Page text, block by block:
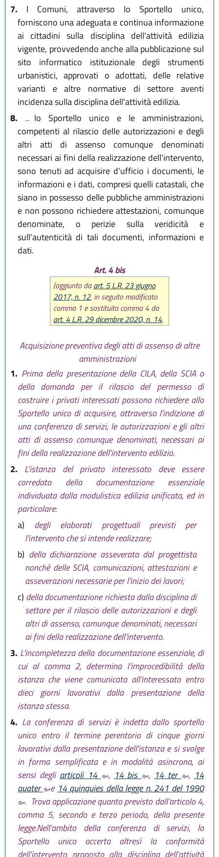
7. I Comuni, attraverso lo Sportello unico,
forniscono una adeguata e continua informazione
ai cittadini sulla disciplina dell'attività edilizia
vigente, provvedendo anche alla pubblicazione sul
sito informatico istituzionale degli strumenti
urbanistici, approvati o adottati, delle relative
varianti e altre normative di settore aventi
incidenza sulla disciplina dell'attività edilizia.
8.
... lo Sportello unico e le amministrazioni,
competenti al rilascio delle autorizzazioni e degli
altri atti di assenso comunque denominati
necessari ai fini della realizzazione dell'intervento,
sono tenuti ad acquisire d'ufficio i documenti, le
informazioni e i dati, compresi quelli catastali, che
siano in possesso delle pubbliche amministrazioni
e non possono richiedere attestazioni, comunque
denominate, o perizie sulla veridicità e
sull'autenticità di tali documenti, informazioni e
dati.
Art. 4 bis
(aggiunto daart. 5 L.R. 23 giugno
2017, n. 12, in seguito modificato
comma 1 e sostituito comma 4 da
art. 4 L.R. 29 dicembre 2020, n. 14,
L.R. 20 maggio 2021, n. 5)
Acquisizione preventiva degli atti di assenso di altre
amministrazioni
1. Prima della presentazione della CILA, della SCIA o
della domanda per il rilascio del permesso di
costruire i privati interessati possono richiedere allo
Sportello unico di acquisire, attraverso l'indizione di
una conferenza di servizi, le autorizzazioni e gli altri
atti di assenso comunque denominati, necessari ai
fini della realizzazione dell'intervento edilizio.
2. L'istanza del privato interessato deve essere
corredata della documentazione essenziale
individuata dalla modulistica edilizia unificata, ed in
particolare:
a)
degli elaborati progettuali previsti per
l'intervento che si intende realizzare;
b) della dichiarazione asseverata dal progettista
nonché delle SCIA, comunicazioni, attestazioni e
asseverazioni necessarie per l'inizio dei lavori;
c) della documentazione richiesta dalla disciplina di
settore per il rilascio delle autorizzazioni e degli
altri di assenso, comunque denominati, necessari
ai fini della realizzazione dell'intervento.
3. L'incompletezza della documentazione essenziale, di
cui al comma 2, determina l'improcedibilità della
istanza che viene comunicata all'interessato entro
dieci giorni lavorativi dalla presentazione della
istanza stessa.
4. La conferenza di servizi è indetta dallo sportello
unico entro il termine perentorio di cinque giorni
lavorativi dalla presentazione dell'istanza e si svolge
in forma semplificata e in modalità asincrona, ai
sensi degli articoli 14 , 14 bis , 14 ter , 14
quater
e 14 quinquies della legge n. 241 del 1990
. Trova applicazione quanto previsto dall’articolo 4,
comma 5, secondo e terzo periodo, della presente
legge.Nell'ambito della conferenza di servizi, lo
Sportello unico accerta altresì la conformità
dell'intervento proposto alla disciplina dell'attività